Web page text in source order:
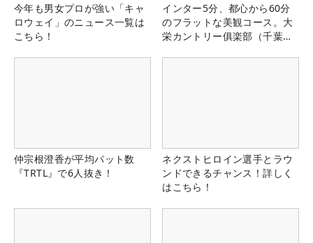
今年も男女プロが強い「キャ
ロウェイ」のニュース一覧は
こちら！
インター5分、都心から60分
のフラットな美観コース。大
栄カントリー俱楽部（千葉
仲宗根澄香が平均パット数
『TRTL』で6人抜き！
ネクストヒロイン選手とラウ
ンドできるチャンス！詳しく
はこちら！